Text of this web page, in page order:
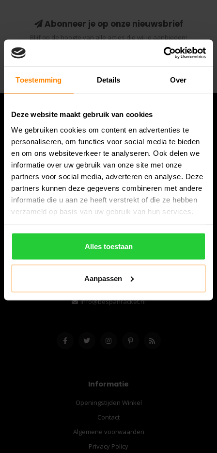
Toestemming Details Over
Deze website maakt gebruik van cookies
We gebruiken cookies om content en advertenties te
personaliseren, om functies voor social media te bieden
en om ons websiteverkeer te analyseren. Ook delen we
informatie over uw gebruik van onze site met onze
partners voor social media, adverteren en analyse. Deze
partners kunnen deze gegevens combineren met andere
informatie die u aan ze heeft verstrekt of die ze hebben
verzameld op basis van uw gebruik van hun services.
Alles toestaan
Aanpassen
Abonneer je op onze nieuwsbrief
Blijf op de hoogte van alle acties die wij je aanbieden!
Abonneer
Bespanracket.nl is dé racketspecialist van Lelystad en
omstreken.
Snijdersstraat 6
8224 AA Lelystad
Nederland
06-57276080
info@bespanracket.nl
Informatie
Openingstijden Winkel
Contact
Algemene voorwaarden
Privacy Policy